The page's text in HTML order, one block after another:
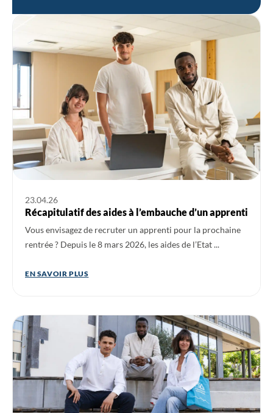
Ouvrir l'actualité : Récapitulatif des aides à l’embauche d’un
23.04.26
Récapitulatif des aides à l’embauche d’un apprenti
Vous envisagez de recruter un apprenti pour la prochaine
rentrée ? Depuis le 8 mars 2026, les aides de l’Etat ...
EN SAVOIR PLUS
Ouvrir l'actualité : Devenir ingénieur par l’apprentissage :